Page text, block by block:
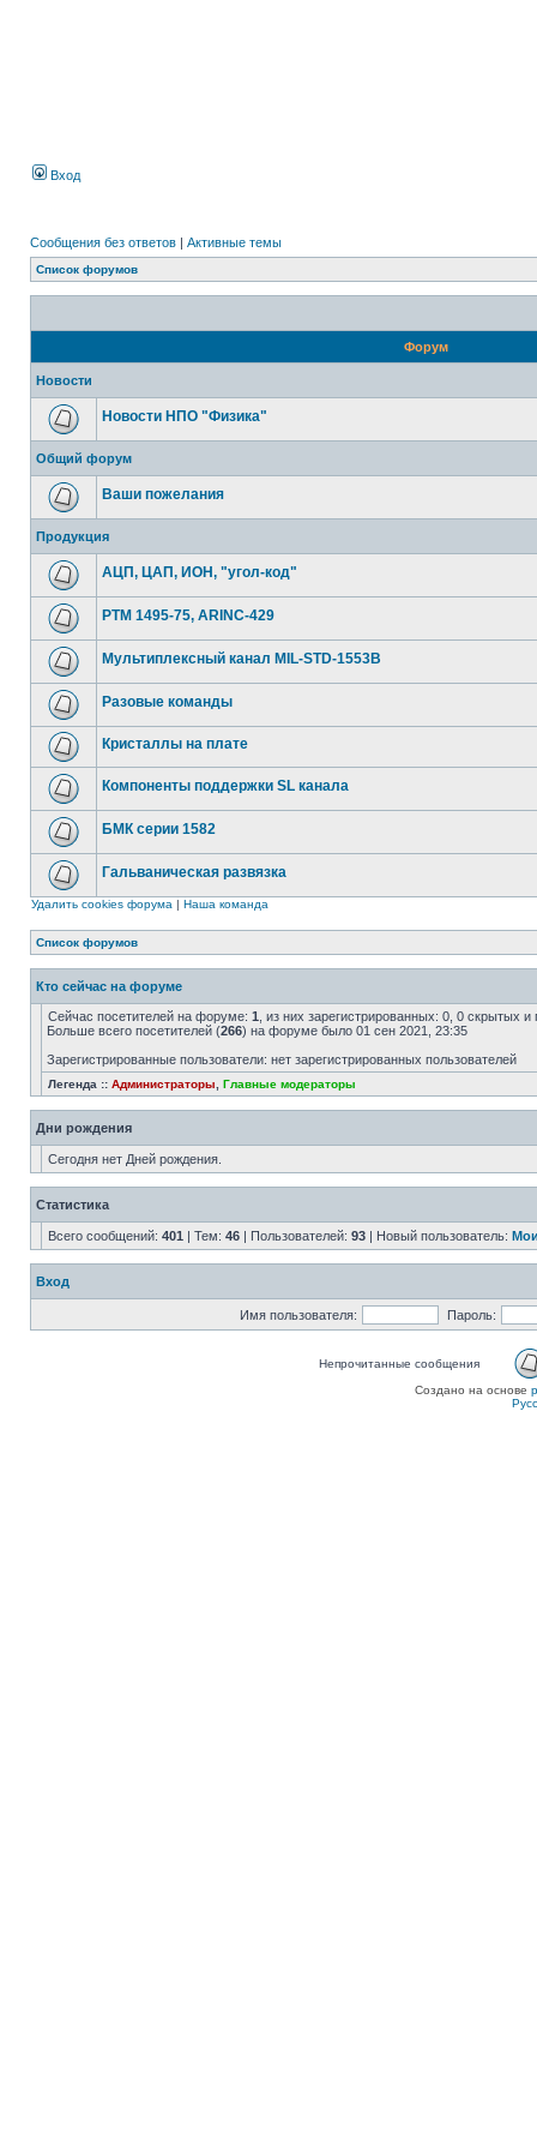
Вход
Сообщения без ответов | Активные темы
Список форумов
Форум
Новости
Новости НПО "Физика"
Общий форум
Ваши пожелания
Продукция
АЦП, ЦАП, ИОН, "угол-код"
РТМ 1495-75, ARINC-429
Мультиплексный канал MIL-STD-1553B
Разовые команды
Кристаллы на плате
Компоненты поддержки SL канала
БМК серии 1582
Гальваническая развязка
Удалить cookies форума | Наша команда
Список форумов
Кто сейчас на форуме
Сейчас посетителей на форуме: 1 , из них зарегистрированных: 0, 0 скрытых
Больше всего посетителей (266) на форуме было 01 сен 2021, 23:35
Зарегистрированные пользователи: нет зарегистрированных пользователей
Легенда :: Администраторы Главные модераторы
Дни рождения
Сегодня нет Дней рождения.
Статистика
Всего сообщений: 401 | Тем: 46 | Пользователей: 93 | Новый пользователь:
Вход
Имя пользователя: Пароль:
Непрочитанные сообщения
Создано на основе